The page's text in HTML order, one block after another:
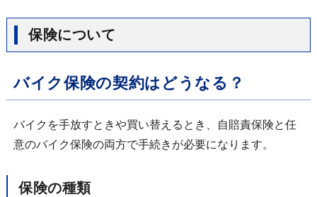
保険について
バイク保険の契約はどうなる？
バイクを手放すときや買い替えるとき、自賠責保険と任
意のバイク保険の両方で手続きが必要になります。
保険の種類